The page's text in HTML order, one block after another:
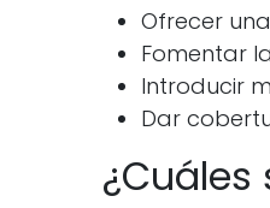
Ofrecer
Fomentar
Introducir
Dar
¿Cuáles